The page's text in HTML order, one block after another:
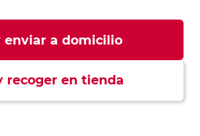
enviar a domicilio
recoger en tienda